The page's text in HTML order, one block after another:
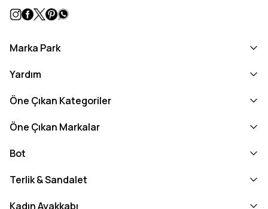
Marka Park
Yardım
Öne Çıkan Kategoriler
Öne Çıkan Markalar
Bot
Terlik & Sandalet
Kadın Ayakkabı